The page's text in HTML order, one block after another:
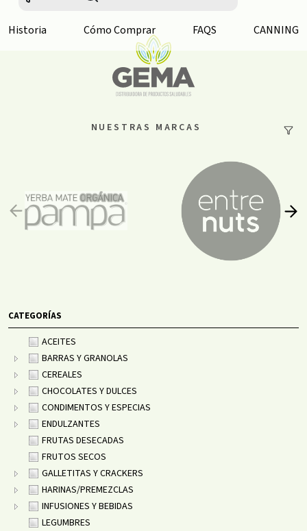
NUESTRAS MARCAS
CATEGORÍAS
ACEITES
BARRAS Y GRANOLAS
CEREALES
CHOCOLATES Y DULCES
CONDIMENTOS Y ESPECIAS
ENDULZANTES
FRUTAS DESECADAS
FRUTOS SECOS
GALLETITAS Y CRACKERS
HARINAS/PREMEZCLAS
INFUSIONES Y BEBIDAS
LEGUMBRES
Historia Cómo Comprar FAQS CANNING